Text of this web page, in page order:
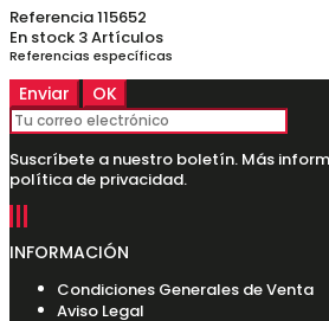
Referencia115652
En stock 3 Artículos
Referencias específicas
Suscríbete a nuestro boletín. Más
política de privacidad.
INFORMACIÓN
Condiciones Generales de Venta
Aviso Legal